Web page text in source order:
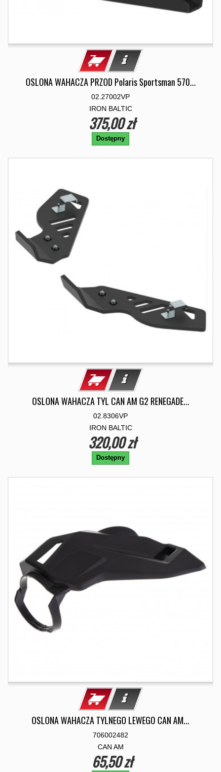
OSLONA WAHACZA PRZOD Polaris Sportsman 570...
02.27002VP
IRON BALTIC
375,00 zł
Dostępny
OSLONA WAHACZA TYL CAN AM G2 RENEGADE...
02.8306VP
IRON BALTIC
320,00 zł
Dostępny
OSLONA WAHACZA TYLNEGO LEWEGO CAN AM...
706002482
CAN AM
65,50 zł